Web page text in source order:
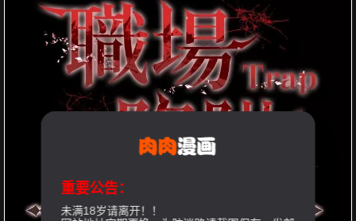
重要公告：
未满18岁请离开！！